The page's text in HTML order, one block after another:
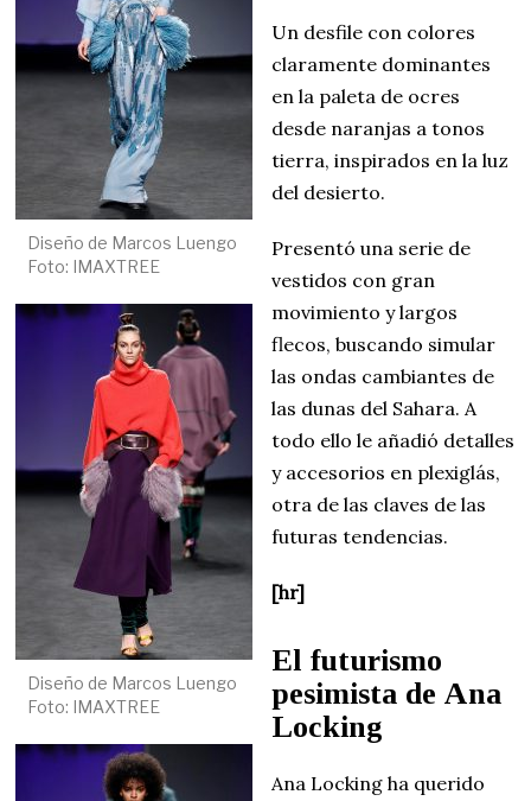
Diseño de Marcos Luengo
Foto: IMAXTREE
Diseño de Marcos Luengo
Foto: IMAXTREE
Un desfile con colores
claramente dominantes
en la paleta de ocres
desde naranjas a tonos
tierra, inspirados en la luz
del desierto.
Presentó una serie de
vestidos con gran
movimiento y largos
flecos, buscando simular
las ondas cambiantes de
las dunas del Sahara. A
todo ello le añadió detalles
y accesorios en plexiglás,
otra de las claves de las
futuras tendencias.
[hr]
El futurismo
pesimista de Ana
Locking
Ana Locking ha querido